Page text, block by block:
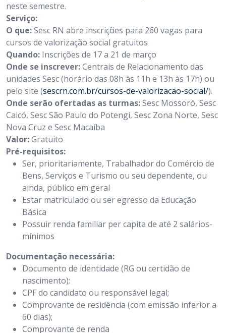
neste semestre.
Serviço:
O que:Sesc RN abre inscrições para 260 vagas para
cursos de valorização social gratuitos
Quando: Inscrições de 17 a 21 de março
Onde se inscrever:Centrais de Relacionamento das
unidades Sesc (horário das 08h às 11h e 13h às 17h) ou
pelo site (sescrn.com.br/cursos-de-valorizacao-social/).
Onde serão ofertadas as turmas:Sesc Mossoró, Sesc
Caicó, Sesc São Paulo do Potengi, Sesc Zona Norte, Sesc
Nova Cruz e Sesc Macaíba
Valor:Gratuito
Pré-requisitos:
Ser, prioritariamente, Trabalhador do Comércio de
Bens, Serviços e Turismo ou seu dependente, ou
ainda, público em geral
Estar matriculado ou ser egresso da Educação
Básica
Possuir renda familiar per capita de até 2 salários-
mínimos
Documentação necessária:
Documento de identidade (RG ou certidão de
nascimento);
CPF do candidato ou responsável legal;
Comprovante de residência (com emissão inferior a
60 dias);
Comprovante de renda